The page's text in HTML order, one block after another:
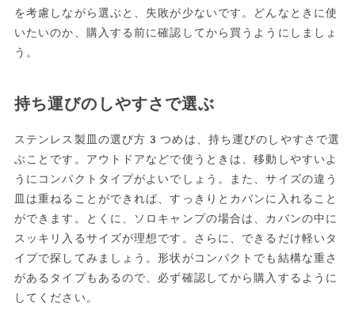
を考慮しながら選ぶと、失敗が少ないです。どんなときに使
いたいのか、購入する前に確認してから買うようにしましょ
う。
持ち運びのしやすさで選ぶ
ステンレス製皿の選び方3つめは、持ち運びのしやすさで選
ぶことです。アウトドアなどで使うときは、移動しやすいよ
うにコンパクトタイプがよいでしょう。また、サイズの違う
皿は重ねることができれば、すっきりとカバンに入れること
ができます。とくに、ソロキャンプの場合は、カバンの中に
スッキリ入るサイズが理想です。さらに、できるだけ軽いタ
イプで探してみましょう。形状がコンパクトでも結構な重さ
があるタイプもあるので、必ず確認してから購入するように
してください。